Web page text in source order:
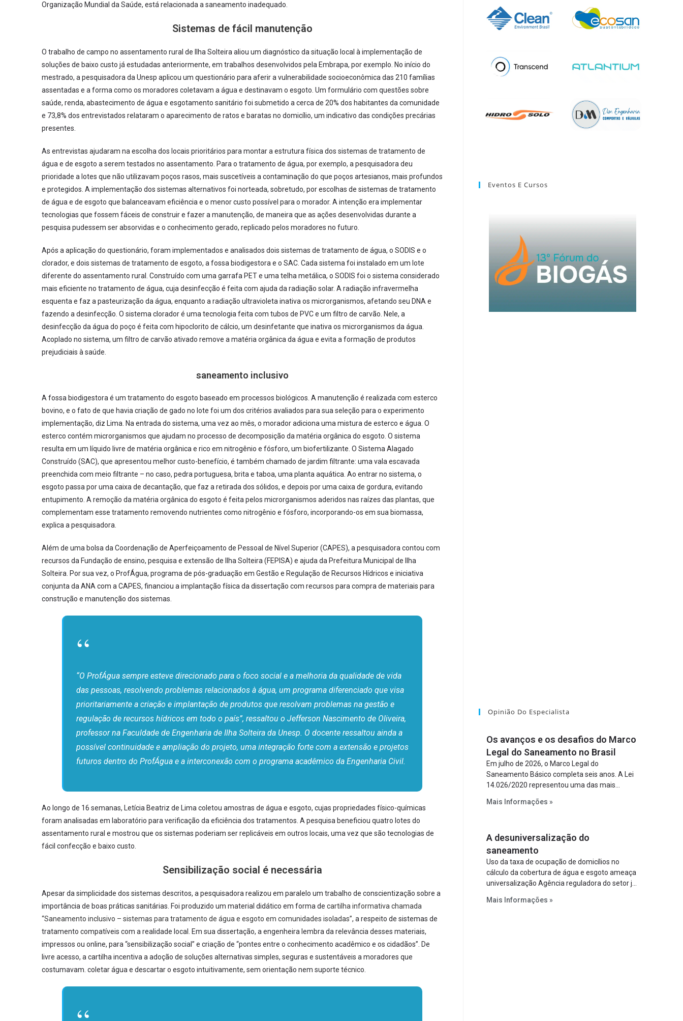
Organização Mundial da Saúde, está relacionada a saneamento inadequado.
Sistemas de fácil manutenção
O trabalho de campo no assentamento rural de Ilha Solteira aliou um diagnóstico da situação local à implementação de
soluções de baixo custo já estudadas anteriormente, em trabalhos desenvolvidos pela Embrapa, por exemplo. No início do
mestrado, a pesquisadora da Unesp aplicou um questionário para aferir a vulnerabilidade socioeconômica das 210 famílias
assentadas e a forma como os moradores coletavam a água e destinavam o esgoto. Um formulário com questões sobre
saúde, renda, abastecimento de água e esgotamento sanitário foi submetido a cerca de 20% dos habitantes da comunidade
e 73,8% dos entrevistados relataram o aparecimento de ratos e baratas no domicílio, um indicativo das condições precárias
presentes.
As entrevistas ajudaram na escolha dos locais prioritários para montar a estrutura física dos sistemas de tratamento de
água e de esgoto a serem testados no assentamento. Para o tratamento de água, por exemplo, a pesquisadora deu
prioridade a lotes que não utilizavam poços rasos, mais suscetíveis a contaminação do que poços artesianos, mais profundos
e protegidos. A implementação dos sistemas alternativos foi norteada, sobretudo, por escolhas de sistemas de tratamento
de água e de esgoto que balanceavam eficiência e o menor custo possível para o morador. A intenção era implementar
tecnologias que fossem fáceis de construir e fazer a manutenção, de maneira que as ações desenvolvidas durante a
pesquisa pudessem ser absorvidas e o conhecimento gerado, replicado pelos moradores no futuro.
Após a aplicação do questionário, foram implementados e analisados dois sistemas de tratamento de água, o SODIS e o
clorador, e dois sistemas de tratamento de esgoto, a fossa biodigestora e o SAC. Cada sistema foi instalado em um lote
diferente do assentamento rural. Construído com uma garrafa PET e uma telha metálica, o SODIS foi o sistema considerado
mais eficiente no tratamento de água, cuja desinfecção é feita com ajuda da radiação solar. A radiação infravermelha
esquenta e faz a pasteurização da água, enquanto a radiação ultravioleta inativa os microrganismos, afetando seu DNA e
fazendo a desinfecção. O sistema clorador é uma tecnologia feita com tubos de PVC e um filtro de carvão. Nele, a
desinfecção da água do poço é feita com hipoclorito de cálcio, um desinfetante que inativa os microrganismos da água.
Acoplado no sistema, um filtro de carvão ativado remove a matéria orgânica da água e evita a formação de produtos
prejudiciais à saúde.
saneamento inclusivo
A fossa biodigestora é um tratamento do esgoto baseado em processos biológicos. A manutenção é realizada com esterco
bovino, e o fato de que havia criação de gado no lote foi um dos critérios avaliados para sua seleção para o experimento
implementação, diz Lima. Na entrada do sistema, uma vez ao mês, o morador adiciona uma mistura de esterco e água. O
esterco contém microrganismos que ajudam no processo de decomposição da matéria orgânica do esgoto. O sistema
resulta em um líquido livre de matéria orgânica e rico em nitrogênio e fósforo, um biofertilizante. O Sistema Alagado
Construído (SAC), que apresentou melhor custo-benefício, é também chamado de jardim filtrante: uma vala escavada
preenchida com meio filtrante – no caso, pedra portuguesa, brita e taboa, uma planta aquática. Ao entrar no sistema, o
esgoto passa por uma caixa de decantação, que faz a retirada dos sólidos, e depois por uma caixa de gordura, evitando
entupimento. A remoção da matéria orgânica do esgoto é feita pelos microrganismos aderidos nas raízes das plantas, que
complementam esse tratamento removendo nutrientes como nitrogênio e fósforo, incorporando-os em sua biomassa,
explica a pesquisadora.
Além de uma bolsa da Coordenação de Aperfeiçoamento de Pessoal de Nível Superior (CAPES), a pesquisadora contou com
recursos da Fundação de ensino, pesquisa e extensão de Ilha Solteira (FEPISA) e ajuda da Prefeitura Municipal de Ilha
Solteira. Por sua vez, o ProfÁgua, programa de pós-graduação em Gestão e Regulação de Recursos Hídricos e iniciativa
conjunta da ANA com a CAPES, financiou a implantação física da dissertação com recursos para compra de materiais para
construção e manutenção dos sistemas.
“O ProfÁgua sempre esteve direcionado para o foco social e a melhoria da qualidade de vida
das pessoas, resolvendo problemas relacionados à água, um programa diferenciado que visa
prioritariamente a criação e implantação de produtos que resolvam problemas na gestão e
regulação de recursos hídricos em todo o país”, ressaltou o Jefferson Nascimento de Oliveira,
professor na Faculdade de Engenharia de Ilha Solteira da Unesp. O docente ressaltou ainda a
possível continuidade e ampliação do projeto, uma integração forte com a extensão e projetos
futuros dentro do ProfÁgua e a interconexão com o programa acadêmico da Engenharia Civil.
Ao longo de 16 semanas, Letícia Beatriz de Lima coletou amostras de água e esgoto, cujas propriedades físico-químicas
foram analisadas em laboratório para verificação da eficiência dos tratamentos. A pesquisa beneficiou quatro lotes do
assentamento rural e mostrou que os sistemas poderiam ser replicáveis em outros locais, uma vez que são tecnologias de
fácil confecção e baixo custo.
Sensibilização social é necessária
Apesar da simplicidade dos sistemas descritos, a pesquisadora realizou em paralelo um trabalho de conscientização sobre a
importância de boas práticas sanitárias. Foi produzido um material didático em forma de cartilha informativa chamada
“Saneamento inclusivo – sistemas para tratamento de água e esgoto em comunidades isoladas”, a respeito de sistemas de
tratamento compatíveis com a realidade local. Em sua dissertação, a engenheira lembra da relevância desses materiais,
impressos ou online, para “sensibilização social” e criação de “pontes entre o conhecimento acadêmico e os cidadãos”. De
livre acesso, a cartilha incentiva a adoção de soluções alternativas simples, seguras e sustentáveis a moradores que
costumavam. coletar água e descartar o esgoto intuitivamente, sem orientação nem suporte técnico.
Eventos E Cursos
Opinião Do Especialista
Os avanços e os desafios do Marco
Legal do Saneamento no Brasil
Em julho de 2026, o Marco Legal do
Saneamento Básico completa seis anos. A Lei
14.026/2020 representou uma das mais
estabelecer metas claras para a
papel regulador da Agência Nacional de Águas
e Saneamento Básico (ANA) e criar
mecanismos voltados à segurança jurídica dos
contratos.
Mais Informações »
A desuniversalização do
saneamento
Uso da taxa de ocupação de domicílios no
cálculo da cobertura de água e esgoto ameaça
universalização Agência reguladora do setor já
de variável demográfica.
Mais Informações »